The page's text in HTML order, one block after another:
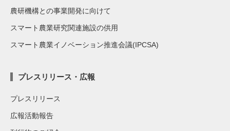
農研機構との事業開発に向けて
スマート農業研究関連施設の供用
スマート農業イノベーション推進会議(IPCSA)
プレスリリース・広報
プレスリリース
広報活動報告